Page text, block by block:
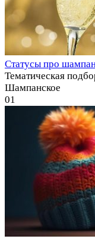
Статусы про
Тематическая
Шампанское
01